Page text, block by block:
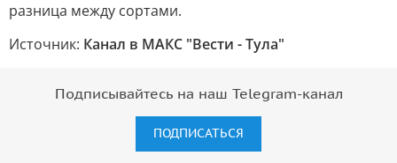
разница между сортами.
Источник: Канал в МАКС "Вести - Тула"
Подписывайтесь на наш Telegram-канал
ПОДПИСАТЬСЯ